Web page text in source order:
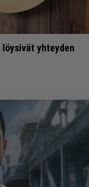
yhteyden